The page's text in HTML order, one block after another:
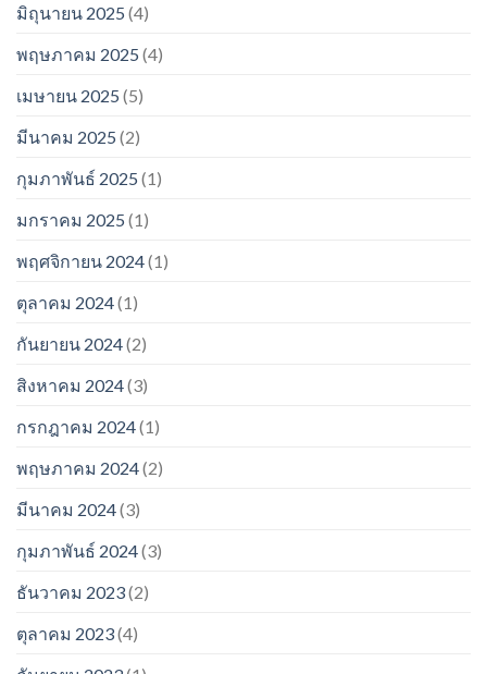
มิถุนายน 2025 (4)
พฤษภาคม 2025 (4)
เมษายน 2025 (5)
มีนาคม 2025 (2)
กุมภาพันธ์ 2025 (1)
มกราคม 2025 (1)
พฤศจิกายน 2024(1)
ตุลาคม 2024(1)
กันยายน 2024(2)
สิงหาคม 2024(3)
กรกฎาคม 2024(1)
พฤษภาคม 2024(2)
มีนาคม 2024(3)
กุมภาพันธ์ 2024(3)
ธันวาคม 2023(2)
ตุลาคม 2023(4)